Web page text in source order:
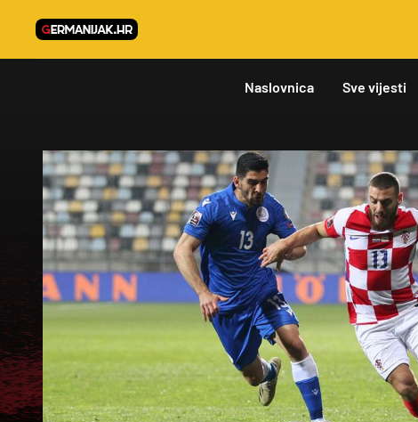
Naslovnica Sve vijesti